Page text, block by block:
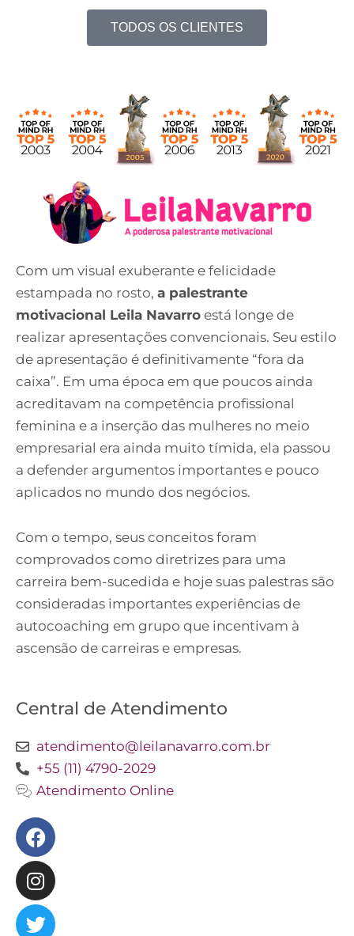
TODOS OS CLIENTES
Com um visual exuberante e felicidade
estampada no rosto, a palestrante
motivacional Leila Navarro está longe de
realizar apresentações convencionais. Seu estilo
de apresentação é definitivamente “fora da
caixa”. Em uma época em que poucos ainda
acreditavam na competência profissional
feminina e a inserção das mulheres no meio
empresarial era ainda muito tímida, ela passou
a defender argumentos importantes e pouco
aplicados no mundo dos negócios.
Com o tempo, seus conceitos foram
comprovados como diretrizes para uma
carreira bem-sucedida e hoje suas palestras são
consideradas importantes experiências de
autocoaching em grupo que incentivam à
ascensão de carreiras e empresas.
Central de Atendimento
atendimento@leilanavarro.com.br
+55 (11) 4790-2029
Atendimento Online
Facebook
Instagram
Twitter
Youtube
Linkedin
Slideshare